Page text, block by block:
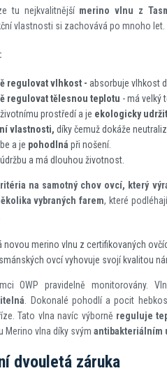
tu nejkvalitnější merino vlnu z
vlastnosti si zachovává po mnoho let.
regulovat vlhkost - absorbuje vlhkost
regulovat tělesnou teplotu - má velký
prostředí a je ekologicky
vlastnosti, díky čemuž dokáže
a je pohodlná při nošení.
a má dlouhou životnost.
na samotný chov ovcí, který
vybraných farem, které
novou merino vlnu z certifikovaných
ovcí vyhovuje svojí kvalitou
OWP pravidelně monitorovány.
. Dokonalé pohodlí a pocit
Tato vlna navíc výborně reguluje
Merino vlna díky svým antibakteriálním
dvouletá záruka